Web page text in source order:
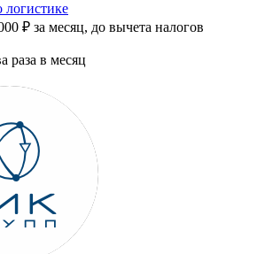
₽ за месяц, до вычета налогов
раза в месяц